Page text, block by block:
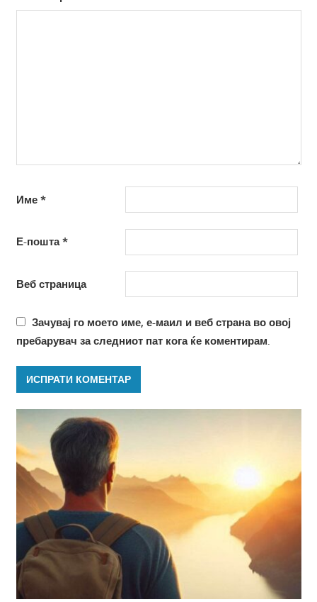
Име *
Е-пошта*
Веб страница
Зачувај го моето име, е-маил и веб страна во овој
пребарувач за следниот пат кога ќе коментирам.